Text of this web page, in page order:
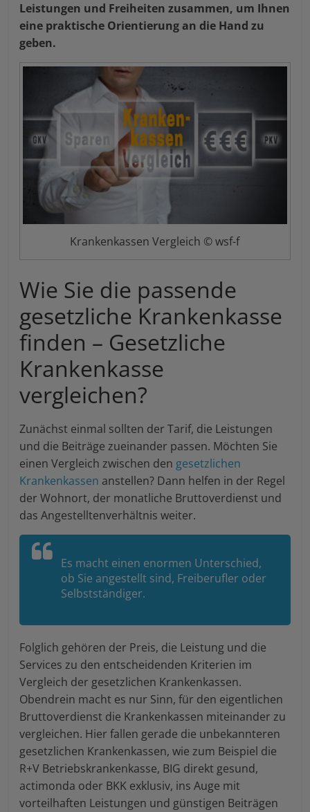
Leistungen und Freiheiten zusammen, um Ihnen
eine praktische Orientierung an die Hand zu
geben.
Krankenkassen Vergleich © wsf-f
Wie Sie die passende
gesetzliche Krankenkasse
finden – Gesetzliche
Krankenkasse
vergleichen?
Zunächst einmal sollten der Tarif, die Leistungen
und die Beiträge zueinander passen. Möchten Sie
einen Vergleich zwischen den gesetzlichen
Krankenkassen anstellen? Dann helfen in der Regel
der Wohnort, der monatliche Bruttoverdienst und
das Angestelltenverhältnis weiter.
Es macht einen enormen Unterschied,
ob Sie angestellt sind, Freiberufler oder
Selbstständiger.
Folglich gehören der Preis, die Leistung und die
Services zu den entscheidenden Kriterien im
Vergleich der gesetzlichen Krankenkassen.
Obendrein macht es nur Sinn, für den eigentlichen
Bruttoverdienst die Krankenkassen miteinander zu
vergleichen. Hier fallen gerade die unbekannteren
gesetzlichen Krankenkassen, wie zum Beispiel die
R+V Betriebskrankenkasse, BIG direkt gesund,
actimonda oder BKK exklusiv, ins Auge mit
vorteilhaften Leistungen und günstigen Beiträgen